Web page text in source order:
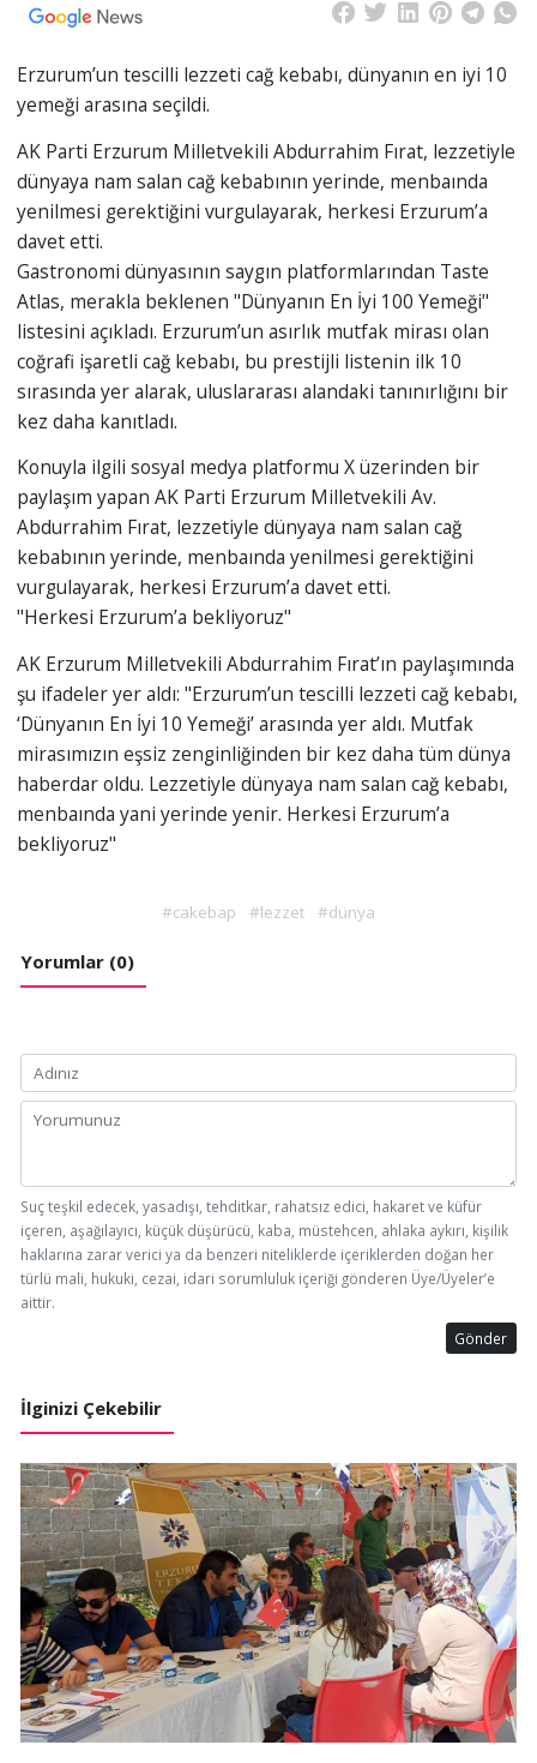
Erzurum’un tescilli lezzeti cağ kebabı, dünyanın en iyi 10
yemeği arasına seçildi.
AK Parti Erzurum Milletvekili Abdurrahim Fırat, lezzetiyle
dünyaya nam salan cağ kebabının yerinde, menbaında
yenilmesi gerektiğini vurgulayarak, herkesi Erzurum’a
davet etti.
Gastronomi dünyasının saygın platformlarından Taste
Atlas, merakla beklenen "Dünyanın En İyi 100 Yemeği"
listesini açıkladı. Erzurum’un asırlık mutfak mirası olan
coğrafi işaretli cağ kebabı, bu prestijli listenin ilk 10
sırasında yer alarak, uluslararası alandaki tanınırlığını bir
kez daha kanıtladı.
Konuyla ilgili sosyal medya platformu X üzerinden bir
paylaşım yapan AK Parti Erzurum Milletvekili Av.
Abdurrahim Fırat, lezzetiyle dünyaya nam salan cağ
kebabının yerinde, menbaında yenilmesi gerektiğini
vurgulayarak, herkesi Erzurum’a davet etti.
"Herkesi Erzurum’a bekliyoruz"
AK Erzurum Milletvekili Abdurrahim Fırat’ın paylaşımında
şu ifadeler yer aldı: "Erzurum’un tescilli lezzeti cağ kebabı,
‘Dünyanın En İyi 10 Yemeği’ arasında yer aldı. Mutfak
mirasımızın eşsiz zenginliğinden bir kez daha tüm dünya
haberdar oldu. Lezzetiyle dünyaya nam salan cağ kebabı,
menbaında yani yerinde yenir. Herkesi Erzurum’a
bekliyoruz"
#cakebap #lezzet #dünya
Yorumlar (0)
Suç teşkil edecek, yasadışı, tehditkar, rahatsız edici, hakaret ve küfür
içeren, aşağılayıcı, küçük düşürücü, kaba, müstehcen, ahlaka aykırı, kişilik
haklarına zarar verici ya da benzeri niteliklerde içeriklerden doğan her
türlü mali, hukuki, cezai, idari sorumluluk içeriği gönderen Üye/Üyeler’e
aittir.
Gönder
İlginizi Çekebilir